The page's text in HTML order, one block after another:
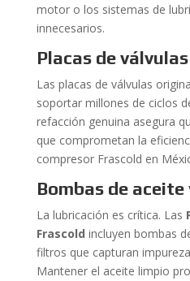
motor o los sistemas de
innecesarios.
Placas de
Las placas de válvulas
soportar millones de ciclos
refacción genuina asegura
que comprometan la
compresor Frascold en
Bombas de
La lubricación es crítica. Las
Frascold incluyen bombas
filtros que capturan
Mantener el aceite limpio